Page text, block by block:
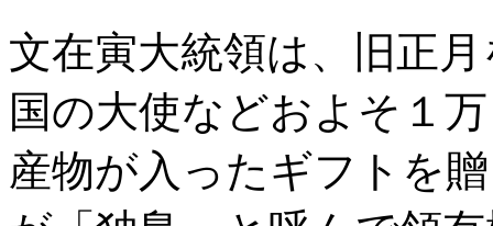
文在寅大統領は、旧正
国の大使などおよそ１
産物が入ったギフトを